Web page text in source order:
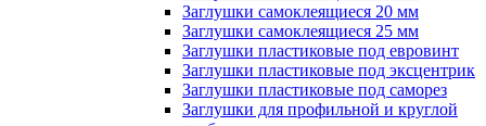
Заглушки самоклеящиеся 20 мм
Заглушки самоклеящиеся 25 мм
Заглушки пластиковые под евровинт
Заглушки пластиковые под эксцентрик
Заглушки пластиковые под саморез
Заглушки для профильной и круглой